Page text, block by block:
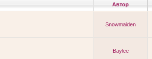
Автор
Snowmaiden
Baylee